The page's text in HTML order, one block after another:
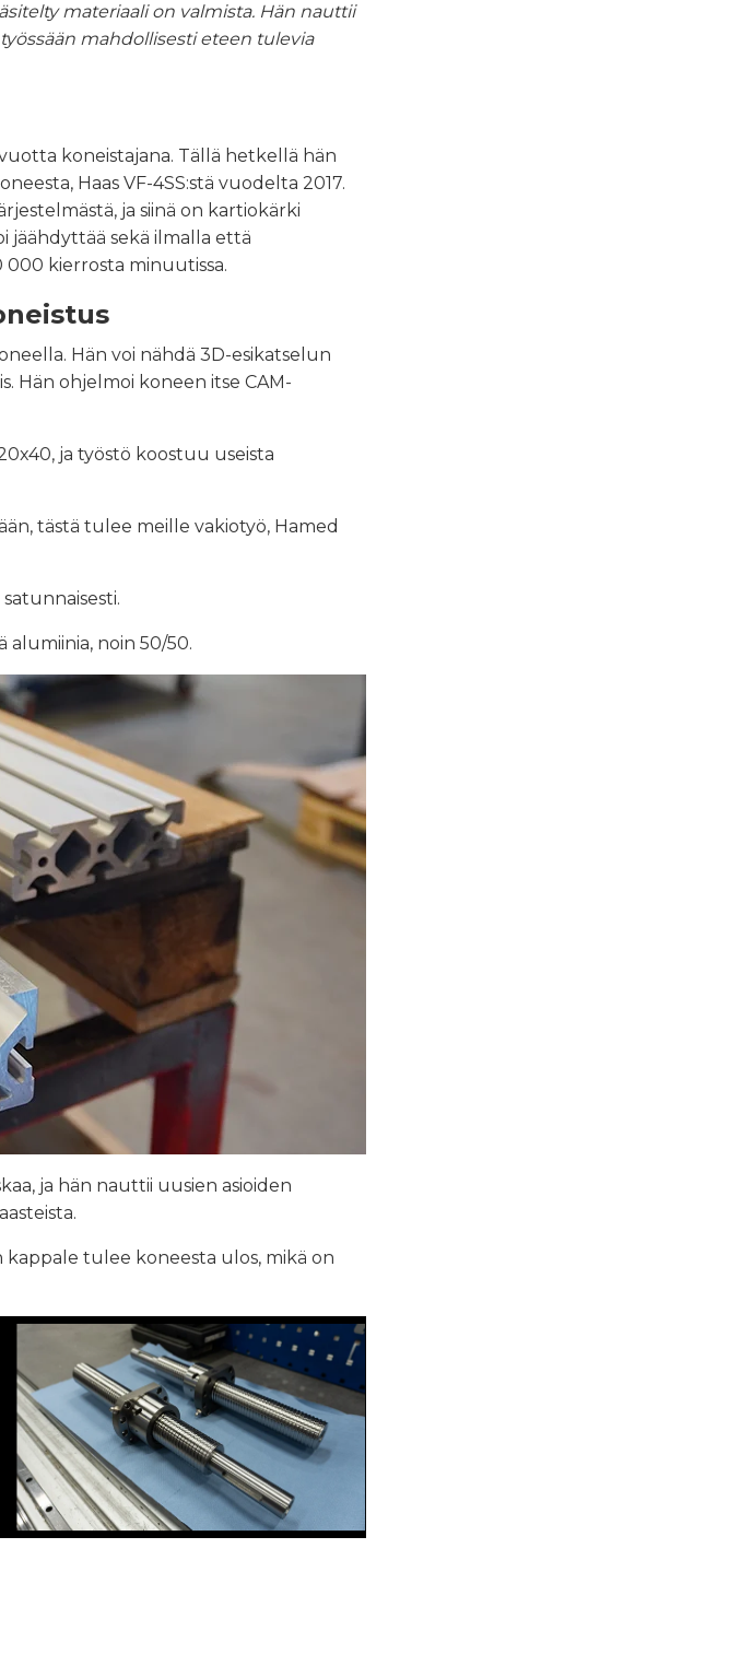
materiaali on valmista. Hän nauttii
mahdollisesti eteen tulevia
koneistajana. Tällä hetkellä hän
Haas VF-4SS:stä vuodelta 2017.
ja siinä on kartiokärki
jäähdyttää sekä ilmalla että
000 kierrosta minuutissa.
Hän voi nähdä 3D-esikatselun
Hän ohjelmoi koneen itse CAM-
ja työstö koostuu useista
tästä tulee meille vakiotyö, Hamed
alumiinia, noin 50/50.
ja hän nauttii uusien asioiden
kappale tulee koneesta ulos, mikä on